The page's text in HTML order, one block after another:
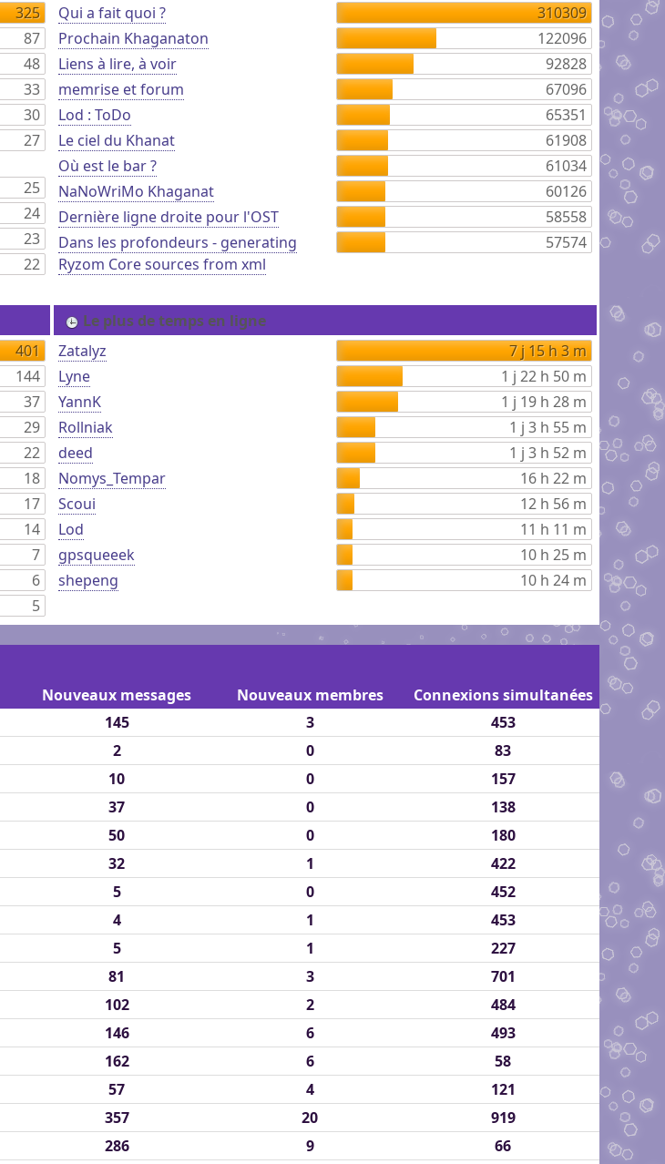
325
87
48
33
30
27
25
24
23
22
Qui a fait quoi ?
310309
Prochain Khaganaton
122096
Liens à lire, à voir
92828
memrise et forum
67096
Lod : ToDo
65351
Le ciel du Khanat
61908
Où est le bar ?
61034
NaNoWriMo Khaganat
60126
Dernière ligne droite pour l'OST
58558
Dans les profondeurs - generating
Ryzom Core sources from xml
57574
401
144
37
29
22
18
17
14
7
6
5
Le plus de temps en ligne
Zatalyz
7 j 15 h 3 m
Lyne
1 j 22 h 50 m
YannK
1 j 19 h 28 m
Rollniak
1 j 3 h 55 m
deed
1 j 3 h 52 m
Nomys_Tempar
16 h 22 m
Scoui
12 h 56 m
Lod
11 h 11 m
gpsqueeek
10 h 25 m
shepeng
10 h 24 m
Nouveaux messages Nouveaux membres
Connexions simultanées
145 3
453
2 0
83
10 0
157
37 0
138
50 0
180
32 1
422
5 0
452
4 1
453
5 1
227
81 3
701
102 2
484
146 6
493
162 6
58
57 4
121
357 20
919
286 9
66